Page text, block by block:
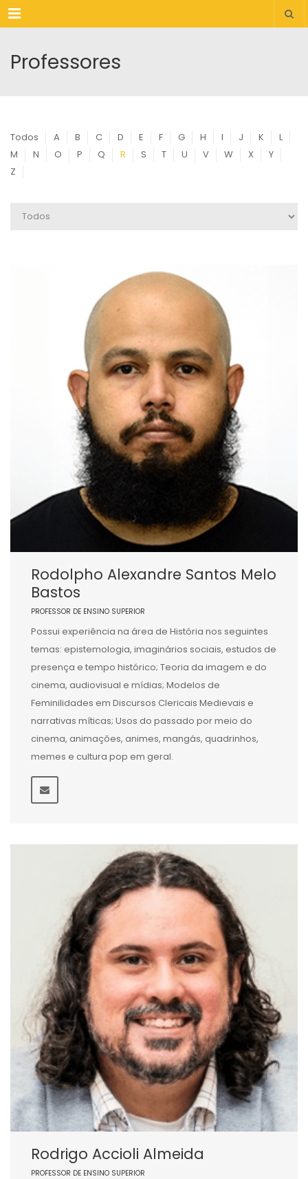
Menu
Professores
Todos A B C D E F G H I J K
L
M
N O P Q R S T U V W X
Y
Z
Rodolpho Alexandre Santos Melo
Bastos
PROFESSOR DE ENSINO SUPERIOR
Possui experiência na área de História nos seguintes
temas: epistemologia, imaginários sociais, estudos de
presença e tempo histórico; Teoria da imagem e do
cinema, audiovisual e mídias; Modelos de
Feminilidades em Discursos Clericais Medievais e
narrativas míticas; Usos do passado por meio do
cinema, animações, animes, mangás, quadrinhos,
memes e cultura pop em geral.
Rodrigo Accioli Almeida
PROFESSOR DE ENSINO SUPERIOR